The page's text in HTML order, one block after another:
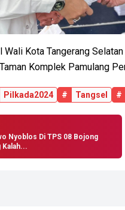
Wali Kota Tangerang
Komplek Pamulang
Pilkada2024 # Tangsel #
Nyoblos Di TPS 08 Bojong
Kalah...